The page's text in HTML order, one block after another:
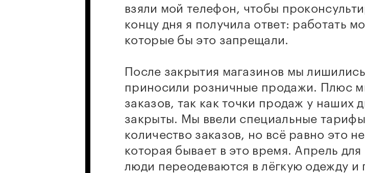
взяли мой телефон, чтобы
концу дня я получила ответ: работать
которые бы это запрещали.
После закрытия магазинов мы
приносили розничные продажи. Плюс
заказов, так как точки продаж у наших
закрыты. Мы ввели специальные
количество заказов, но всё равно это
которая бывает в это время. Апрель
люди переодеваются в лёгкую одежду и